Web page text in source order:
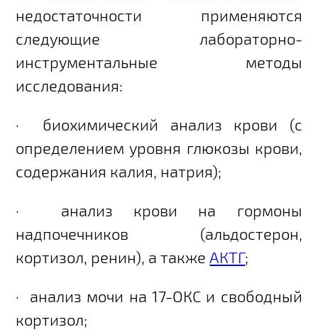
недостаточности применяются
следующие лабораторно-
инструментальные методы
исследования:
·
биохимический анализ крови (с
определением уровня глюкозы крови,
содержания калия, натрия);
·
анализ крови на гормоны
надпочечников (альдостерон,
кортизол, ренин), а также АКТГ;
·
анализ мочи на 17-ОКС и свободный
кортизол;